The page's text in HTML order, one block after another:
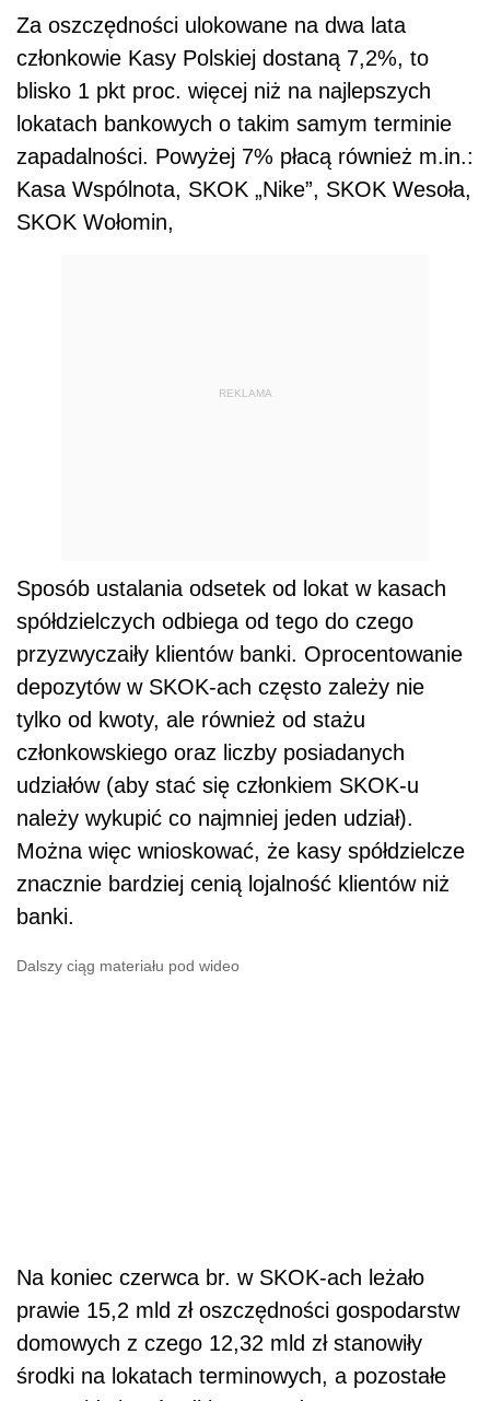
Za oszczędności ulokowane na dwa lata
członkowie Kasy Polskiej dostaną 7,2%, to
blisko 1 pkt proc. więcej niż na najlepszych
lokatach bankowych o takim samym terminie
zapadalności. Powyżej 7% płacą również m.in.:
Kasa Wspólnota, SKOK „Nike”, SKOK Wesoła,
SKOK Wołomin,
REKLAMA
Sposób ustalania odsetek od lokat w kasach
spółdzielczych odbiega od tego do czego
przyzwyczaiły klientów banki. Oprocentowanie
depozytów w SKOK-ach często zależy nie
tylko od kwoty, ale również od stażu
członkowskiego oraz liczby posiadanych
udziałów (aby stać się członkiem SKOK-u
należy wykupić co najmniej jeden udział).
Można więc wnioskować, że kasy spółdzielcze
znacznie bardziej cenią lojalność klientów niż
banki.
Dalszy ciąg materiału pod wideo
Na koniec czerwca br. w SKOK-ach leżało
prawie 15,2 mld zł oszczędności gospodarstw
domowych z czego 12,32 mld zł stanowiły
środki na lokatach terminowych, a pozostałe